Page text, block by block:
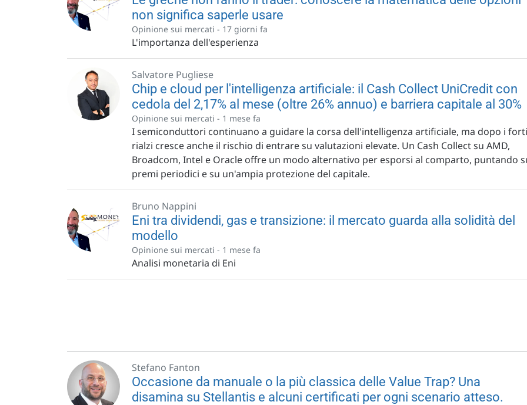
non significa saperle usare
Opinione sui mercati - 17 giorni fa
L'importanza dell'esperienza
Salvatore Pugliese
Chip e cloud per l'intelligenza artificiale: il Cash Collect UniCredit con
cedola del 2,17% al mese (oltre 26% annuo) e barriera capitale al 30%
Opinione sui mercati - 1 mese fa
I semiconduttori continuano a guidare la corsa dell'intelligenza artificiale, ma dopo i forti
rialzi cresce anche il rischio di entrare su valutazioni elevate. Un Cash Collect su AMD,
Broadcom, Intel e Oracle offre un modo alternativo per esporsi al comparto, puntando
premi periodici e su un'ampia protezione del capitale.
Bruno Nappini
Eni tra dividendi, gas e transizione: il mercato guarda alla solidità del
modello
Opinione sui mercati - 1 mese fa
Analisi monetaria di Eni
Stefano Fanton
Occasione da manuale o la più classica delle Value Trap? Una
disamina su Stellantis e alcuni certificati per ogni scenario atteso.